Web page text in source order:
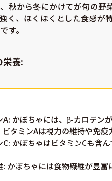
秋から冬にかけてが旬の野
く、ほくほくとした食感が
す。
栄養:
A: かぼちゃには、β-カロテン
ビタミンAは視力の維持や免疫
C: かぼちゃはビタミンCも含
: かぼちゃには食物繊維が豊